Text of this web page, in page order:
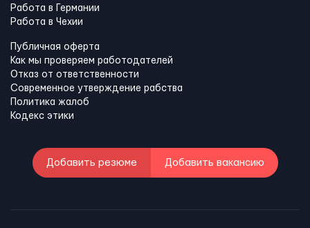
Работа в Германии
Работа в Чехии
Публичная оферта
Как мы проверяем работодателей
Отказ от ответственности
Современное утверждение рабства
Политика жалоб
Кодекс этики
Добавить резюме Добавить вакансию